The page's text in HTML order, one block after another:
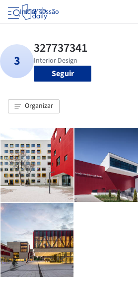
Iniciar sessão
Seguir
Organizar